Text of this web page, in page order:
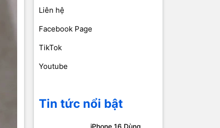
Liên hệ
Facebook Page
TikTok
Youtube
Tin tức nổi bật